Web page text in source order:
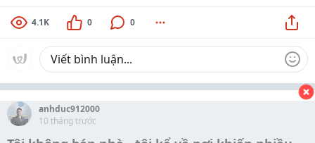
4.1K 0 0
anhduc912000
10 tháng trước